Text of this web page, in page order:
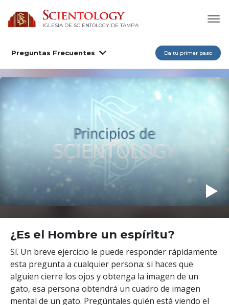
IGLESIA DE SCIENTOLOGY DE TAMPA
Preguntas Frecuentes Da tu primer paso
¿Es el Hombre un espíritu?
Sí. Un breve ejercicio le puede responder rápidamente
esta pregunta a cualquier persona: si haces que
alguien cierre los ojos y obtenga la imagen de un
gato, esa persona obtendrá un cuadro de imagen
mental de un gato. Pregúntales quién está viendo el